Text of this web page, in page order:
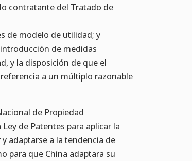
contratante del Tratado de
de modelo de utilidad; y
de medidas
y la disposición de que el
a un múltiplo razonable
de Propiedad
de Patentes para aplicar la
adaptarse a la tendencia de
para que China adaptara su